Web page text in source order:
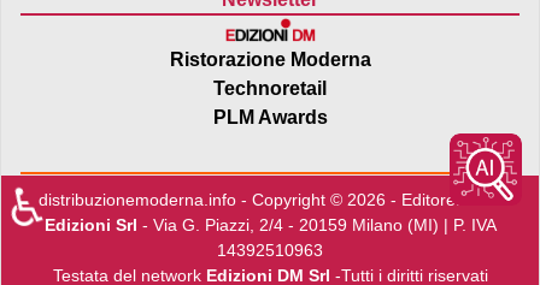
Ristorazione Moderna
Technoretail
PLM Awards
distribuzionemoderna.info - Copyright © 2026 - Editore:Edra
Edizioni Srl - Via G. Piazzi, 2/4 - 20159 Milano (MI) | P. IVA
14392510963
Testata del network Edizioni DM Srl -Tutti i diritti riservati